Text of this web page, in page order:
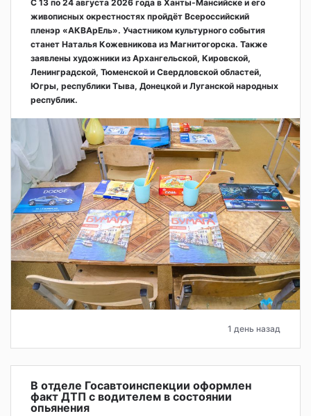
С 13 по 24 августа 2026 года в Ханты-Мансийске и его
живописных окрестностях пройдёт Всероссийский
пленэр «АКВАрЕль». Участником культурного события
станет Наталья Кожевникова из Магнитогорска. Также
заявлены художники из Архангельской, Кировской,
Ленинградской, Тюменской и Свердловской областей,
Югры, республики Тыва, Донецкой и Луганской народных
республик.
1 день назад
В отделе Госавтоинспекции оформлен
факт ДТП с водителем в состоянии
опьянения